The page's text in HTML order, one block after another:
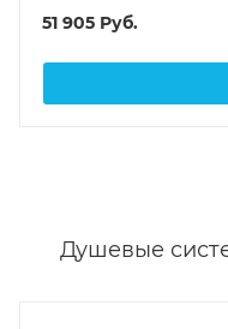
51 905 Руб.
Душевые